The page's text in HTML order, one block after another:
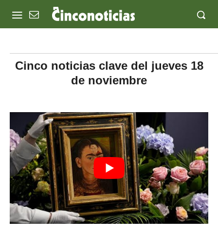
Cinco noticias clave del jueves 18
de noviembre